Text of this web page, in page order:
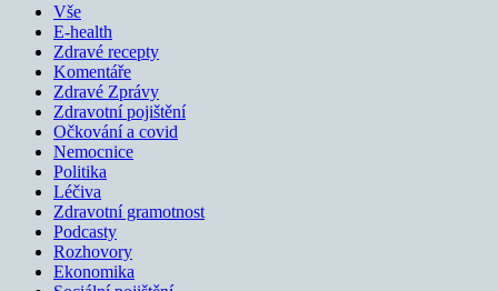
Vše
E-health
Zdravé recepty
Komentáře
Zdravé Zprávy
Zdravotní pojištění
Očkování a covid
Nemocnice
Politika
Léčiva
Zdravotní gramotnost
Podcasty
Rozhovory
Ekonomika